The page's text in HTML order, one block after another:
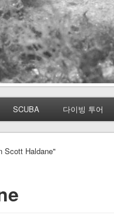
SCUBA 다이빙 투어
Scott Haldane"